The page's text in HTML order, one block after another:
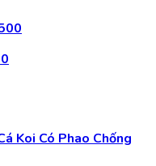
Koi Có Phao Chống